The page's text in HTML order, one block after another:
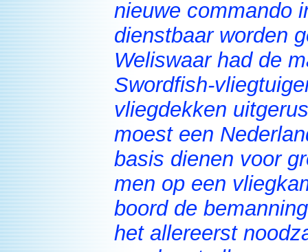
nieuwe commando
dienstbaar worden
Weliswaar had de
Swordfish-
vliegdekken
moest een
basis dienen voor
men op een
boord de
het allereerst